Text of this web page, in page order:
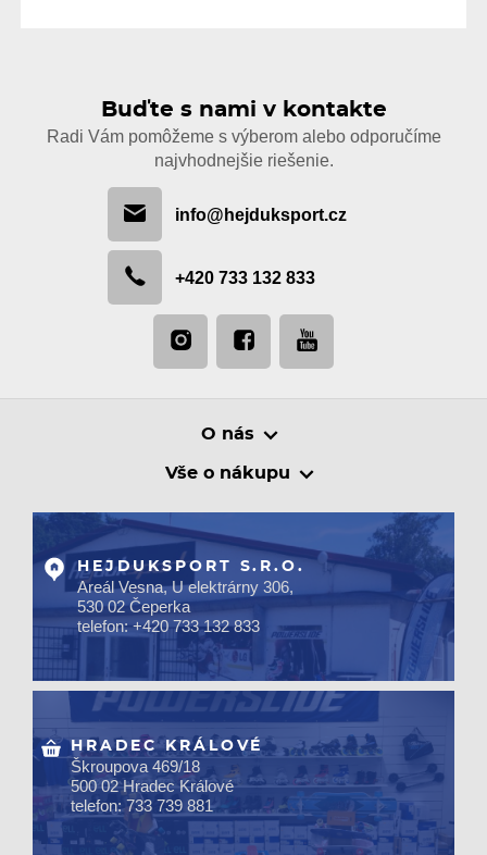
Buďte s nami v kontakte
Radi Vám pomôžeme s výberom alebo odporučíme
najvhodnejšie riešenie.
info@hejduksport.cz
+420 733 132 833
O nás
Vše o nákupu
HEJDUKSPORT S.R.O.
Areál Vesna, U elektrárny 306,
530 02 Čeperka
telefon: +420 733 132 833
HRADEC KRÁLOVÉ
Škroupova 469/18
500 02 Hradec Králové
telefon: 733 739 881